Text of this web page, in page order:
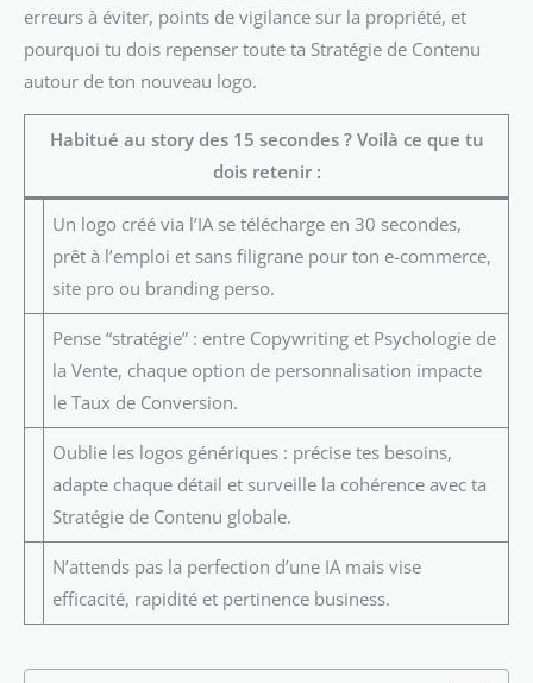
erreurs à éviter, points de vigilance sur la propriété, et
pourquoi tu dois repenser toute ta Stratégie de Contenu
autour de ton nouveau logo.
Habitué au story des 15 secondes ? Voilà ce que tu
dois retenir :
Un logo créé via l’IA se télécharge en 30 secondes,
prêt à l’emploi et sans filigrane pour ton e-commerce,
site pro ou branding perso.
Pense “stratégie” : entre Copywriting et Psychologie de
la Vente, chaque option de personnalisation impacte
le Taux de Conversion.
Oublie les logos génériques : précise tes besoins,
adapte chaque détail et surveille la cohérence avec ta
Stratégie de Contenu globale.
N’attends pas la perfection d’une IA mais vise
efficacité, rapidité et pertinence business.